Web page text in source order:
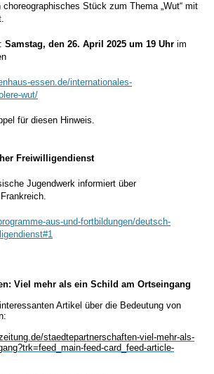
choreographisches Stück zum Thema „Wut“ mit
Samstag, den 26. April 2025 um 19 Uhr im
essen.de/internationales-
wut/
für diesen Hinweis.
Freiwilligendienst
Jugendwerk informiert über
aus-und-fortbildungen/deutsch-
Viel mehr als ein Schild am Ortseingang
Artikel über die Bedeutung von
staedtepartnerschaften-viel-mehr-als-
feed-card_feed-article-